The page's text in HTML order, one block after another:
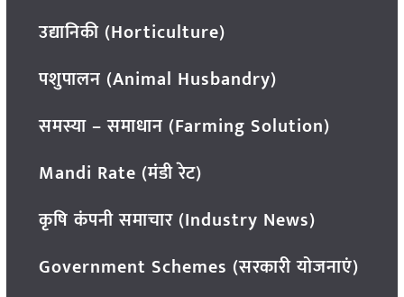
उद्यानिकी (Horticulture)
पशुपालन (Animal Husbandry)
समस्या – समाधान (Farming Solution)
Mandi Rate (मंडी रेट)
कृषि कंपनी समाचार (Industry News)
Government Schemes (सरकारी योजनाएं)